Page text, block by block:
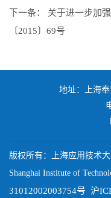
下一条： 关于进一步加
〔2015〕69号
地址：上海
版权所有：上海应用技术
Shanghai Institute of
31012002003754号 沪